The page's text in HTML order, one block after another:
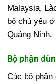
Malaysia,
bố chủ yếu
Quảng Ninh.
Bộ phận
Các bộ